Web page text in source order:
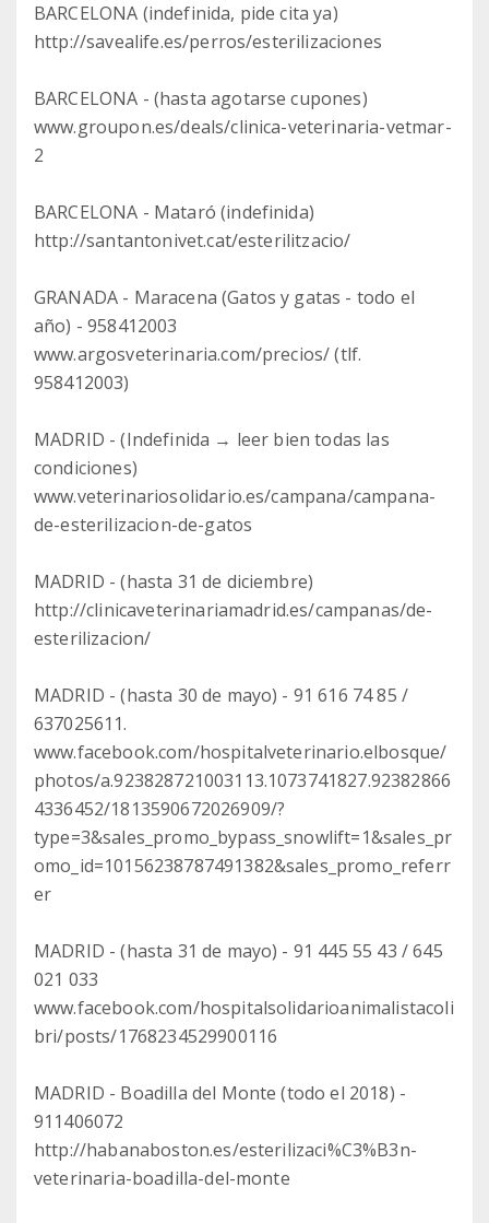
BARCELONA (indefinida, pide cita ya)
http://savealife.es/perros/esterilizaciones
BARCELONA - (hasta agotarse cupones)
www.groupon.es/deals/clinica-veterinaria-vetmar-
2
BARCELONA - Mataró (indefinida)
http://santantonivet.cat/esterilitzacio/
GRANADA - Maracena (Gatos y gatas - todo el
año) - 958412003
www.argosveterinaria.com/precios/ (tlf.
958412003)
MADRID - (Indefinida → leer bien todas las
condiciones)
www.veterinariosolidario.es/campana/campana-
de-esterilizacion-de-gatos
MADRID - (hasta 31 de diciembre)
http://clinicaveterinariamadrid.es/campanas/de-
esterilizacion/
MADRID - (hasta 30 de mayo) - 91 616 74 85 /
637025611.
www.facebook.com/hospitalveterinario.elbosque/
photos/a.923828721003113.1073741827.92382866
4336452/1813590672026909/?
type=3&sales_promo_bypass_snowlift=1&sales_pr
omo_id=10156238787491382&sales_promo_referr
er
MADRID - (hasta 31 de mayo) - 91 445 55 43 / 645
021 033
www.facebook.com/hospitalsolidarioanimalistacoli
bri/posts/1768234529900116
MADRID - Boadilla del Monte (todo el 2018) -
911406072
http://habanaboston.es/esterilizaci%C3%B3n-
veterinaria-boadilla-del-monte